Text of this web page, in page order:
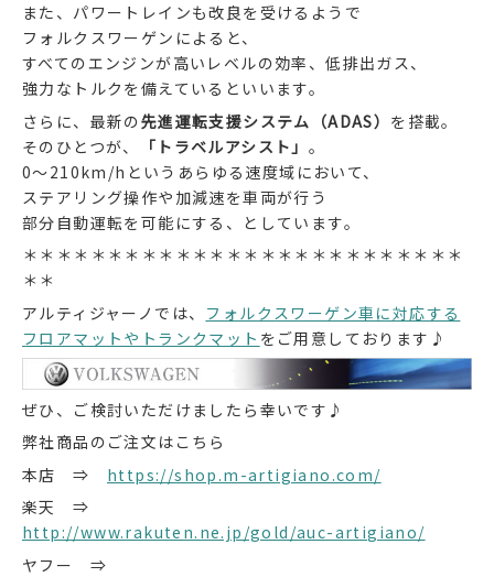
また、パワートレインも改良を受けるようで
フォルクスワーゲンによると、
すべてのエンジンが高いレベルの効率、低排出ガス、
強力なトルクを備えているといいます。
さらに、最新の先進運転支援システム（ADAS） を搭載。
そのひとつが、
「トラベルアシスト」 。
0～210km/hというあらゆる速度域において、
ステアリング操作や加減速を車両が行う
部分自動運転を可能にする、としています。
＊＊＊＊＊＊＊＊＊＊＊＊＊＊＊＊＊＊＊＊＊＊＊＊＊＊
＊＊
アルティジャーノでは、 フォルクスワーゲン車に対応する
フロアマットやトランクマット をご用意しております♪
ぜひ、ご検討いただけましたら幸いです♪
弊社商品のご注文はこちら
本店 ⇒ https://shop.m-artigiano.com/
楽天 ⇒
http://www.rakuten.ne.jp/gold/auc-artigiano/
ヤフー ⇒